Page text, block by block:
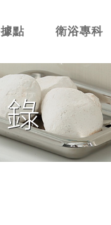
點 衛浴專科